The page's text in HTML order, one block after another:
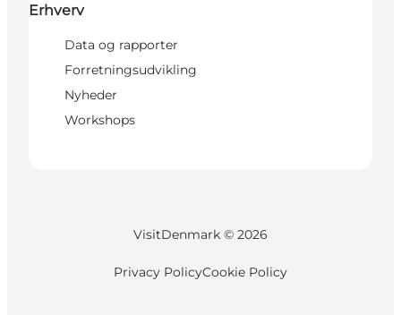
Erhverv
Data og rapporter
Forretningsudvikling
Nyheder
Workshops
VisitDenmark © 2026
Privacy PolicyCookie Policy